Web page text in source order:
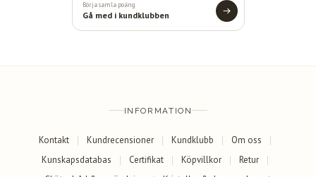
Börja samla poäng
Gå med i kundklubben
INFORMATION
Kontakt Kundrecensioner Kundklubb
Om oss
Kunskapsdatabas
Certifikat Köpvillkor
Retur